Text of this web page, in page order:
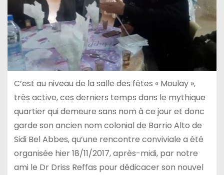
C’est au niveau de la salle des fêtes « Moulay »,
très active, ces derniers temps dans le mythique
quartier qui demeure sans nom à ce jour et donc
garde son ancien nom colonial de Barrio Alto de
Sidi Bel Abbes, qu’une rencontre conviviale a été
organisée hier 18/11/2017, après-midi, par notre
ami le Dr Driss Reffas pour dédicacer son nouvel